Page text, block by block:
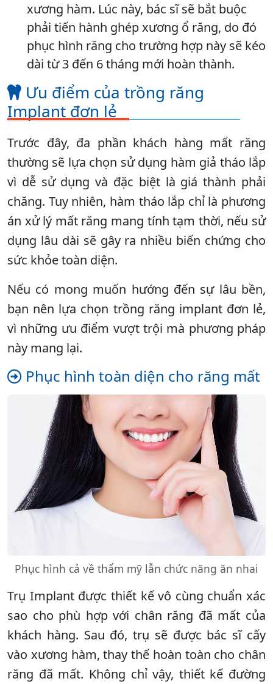
xương hàm. Lúc này, bác sĩ sẽ bắt buộc
phải tiến hành ghép xương ổ răng, do đó
phục hình răng cho trường hợp này sẽ kéo
dài từ 3 đến 6 tháng mới hoàn thành.
Ưu điểm của trồng răng
Implant đơn lẻ
Trước đây, đa phần khách hàng mất răng
thường sẽ lựa chọn sử dụng hàm giả tháo lắp
vì dễ sử dụng và đặc biệt là giá thành phải
chăng. Tuy nhiên, hàm tháo lắp chỉ là phương
án xử lý mất răng mang tính tạm thời, nếu sử
dụng lâu dài sẽ gây ra nhiều biến chứng cho
sức khỏe toàn diện.
Nếu có mong muốn hướng đến sự lâu bền,
bạn nên lựa chọn trồng răng implant đơn lẻ,
vì những ưu điểm vượt trội mà phương pháp
này mang lại.
Phục hình toàn diện cho răng mất
Phục hình cả về thẩm mỹ lẫn chức năng ăn nhai
Trụ Implant được thiết kế vô cùng chuẩn xác
sao cho phù hợp với chân răng đã mất của
khách hàng. Sau đó, trụ sẽ được bác sĩ cấy
vào xương hàm, thay thế hoàn toàn cho chân
răng đã mất. Không chỉ vậy, thiết kế đường